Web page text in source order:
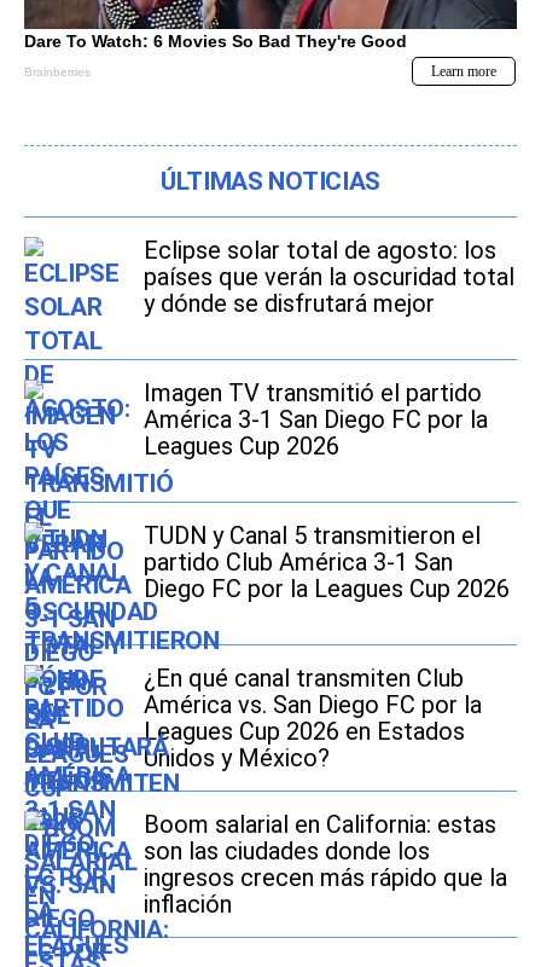
ÚLTIMAS NOTICIAS
Eclipse solar total de agosto: los
países que verán la oscuridad total
y dónde se disfrutará mejor
Imagen TV transmitió el partido
América 3-1 San Diego FC por la
Leagues Cup 2026
TUDN y Canal 5 transmitieron el
partido Club América 3-1 San
Diego FC por la Leagues Cup 2026
¿En qué canal transmiten Club
América vs. San Diego FC por la
Leagues Cup 2026 en Estados
Unidos y México?
Boom salarial en California: estas
son las ciudades donde los
ingresos crecen más rápido que la
inflación